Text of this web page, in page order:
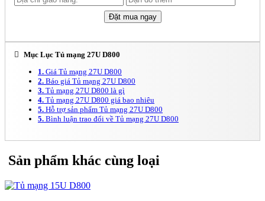
Mục Lục Tủ mạng 27U D800
1. Giá Tủ mạng 27U D800
2. Báo giá Tủ mạng 27U D800
3. Tủ mạng 27U D800 là gì
4. Tủ mạng 27U D800 giá bao nhiêu
5. Hỗ trợ sản phẩm Tủ mạng 27U D800
5. Bình luận trao đổi về Tủ mạng 27U D800
Sản phẩm khác cùng loại